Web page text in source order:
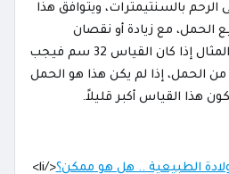
بالسنتيمترات، ويتوافق هذا
الحمل، مع زيادة أو نقصان
سنتيمتران، على سبيل المثال إذا كان القياس 32 سم فيجب
أن تكوني في الأسبوع 32 من الحمل، إذا لم يكن هذا هو الحمل
هذا القياس أكبر قليلاً.
الطبيعية .. هل هو ممكن؟</li>